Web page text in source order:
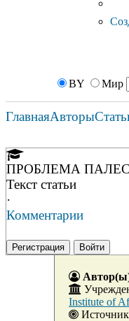
BY Мир
ГлавнаяАвторы
ПРОБЛЕМА
Текст статьи
·
Комментарии
Регистрация Войти
Institute of